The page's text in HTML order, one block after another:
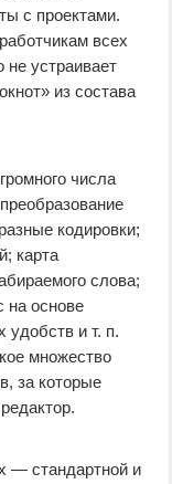
с проектами.
всех
не устраивает
из состава
числа
кодировки;
карта
слова;
на основе
удобств и т. п.
множество
за которые
— стандартной и